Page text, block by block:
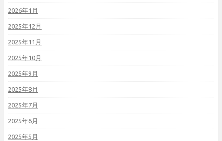
2026年1月
2025年12月
2025年11月
2025年10月
2025年9月
2025年8月
2025年7月
2025年6月
2025年5月